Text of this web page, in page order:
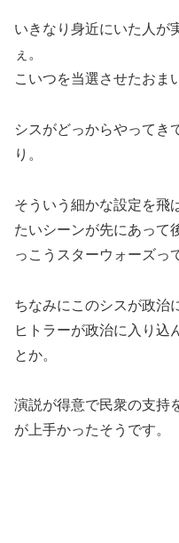
いきなり身近にいた人が
ぇ。
こいつを当選させたおま
シスがどっからやってき
り。
そういう細かな設定を飛
たいシーンが先にあって
っこうスターウォーズっ
ちなみにこのシスが政治
ヒトラーが政治に入り込
とか。
演説が得意で民衆の支持
が上手かったそうです。